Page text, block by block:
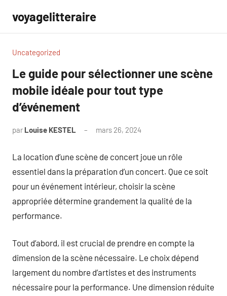
contenu
voyagelitteraire
Uncategorized
Le guide pour sélectionner une scène
mobile idéale pour tout type
d’événement
par Louise KESTEL mars 26, 2024
La location d’une scène de concert joue un rôle
essentiel dans la préparation d’un concert. Que ce soit
pour un événement intérieur, choisir la scène
appropriée détermine grandement la qualité de la
performance.
Tout d’abord, il est crucial de prendre en compte la
dimension de la scène nécessaire. Le choix dépend
largement du nombre d’artistes et des instruments
nécessaire pour la performance. Une dimension réduite